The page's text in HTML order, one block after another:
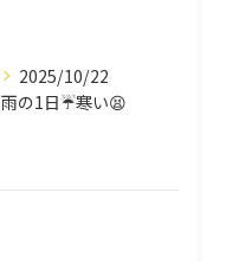
2025/10/22
雨の1日☔寒い😫